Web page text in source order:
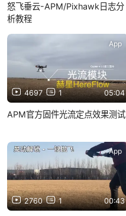
怒飞垂云-APM/Pixhawk日志分
析教程
4697 1 05:04
App
APM官方固件光流定点效果测试
2760 1 00:43
App